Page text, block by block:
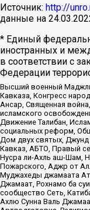
Источник: http://
данные на
* Единый
иностранных и
в соответствии с
Федерации
Высший военный
Кавказа, Конгресс
Ансар, Священная
исламского
Движение Талибан,
социальных реформ,
Дом двух святых,
Кавказ, АБТО, Правый
Нусра ли-Ахль аш-Шам,
Пожарского, Аджр от
Муджахеды джамаата
Джамаат, Рохнамо ба
сообщество Сеть,
Ахлю Сунна Валь